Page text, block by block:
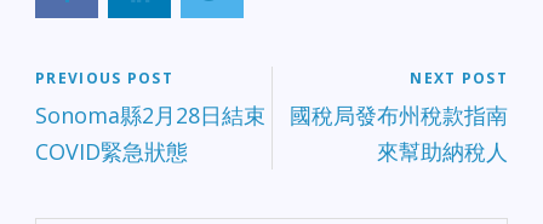
PREVIOUS POST
Sonoma縣2月28日結束
COVID緊急狀態
NEXT POST
國稅局發布州稅款指南
來幫助納稅人